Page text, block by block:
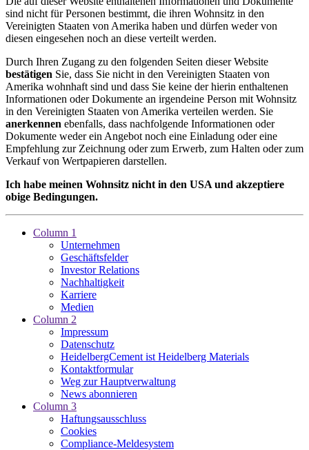
sind nicht für Personen bestimmt, die ihren Wohnsitz in den
Vereinigten Staaten von Amerika haben und dürfen weder von
diesen eingesehen noch an diese verteilt werden.
Durch Ihren Zugang zu den folgenden Seiten dieser Website
bestätigen Sie, dass Sie nicht in den Vereinigten Staaten von
Amerika wohnhaft sind und dass Sie keine der hierin enthaltenen
Informationen oder Dokumente an irgendeine Person mit Wohnsitz
in den Vereinigten Staaten von Amerika verteilen werden. Sie
anerkennen ebenfalls, dass nachfolgende Informationen oder
Dokumente weder ein Angebot noch eine Einladung oder eine
Empfehlung zur Zeichnung oder zum Erwerb, zum Halten oder zum
Verkauf von Wertpapieren darstellen.
Ich habe meinen Wohnsitz nicht in den USA und akzeptiere
obige Bedingungen.
Column 1
Unternehmen
Geschäftsfelder
Investor Relations
Nachhaltigkeit
Karriere
Medien
Column 2
Impressum
Datenschutz
HeidelbergCement ist Heidelberg Materials
Kontaktformular
Weg zur Hauptverwaltung
News abonnieren
Column 3
Haftungsausschluss
Cookies
Compliance-Meldesystem